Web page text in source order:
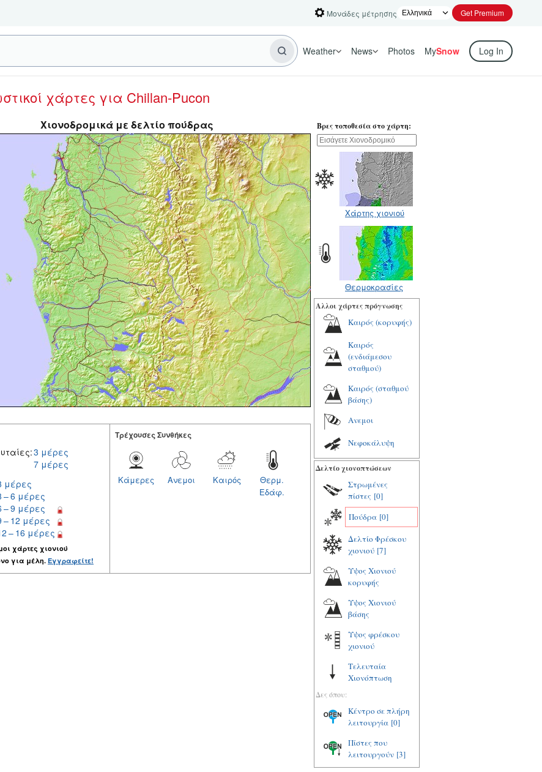
Μονάδες μέτρησης Get Premium
Weather News Photos MySnow Log In
χάρτες για Chillan-Pucon
Χιονοδρομικά με δελτίο πούδρας
3 μέρες
7 μέρες
μέρες
– 6 μέρες
– 9 μέρες
– 12 μέρες
– 16 μέρες
χάρτες χιονιού
για μέλη. Εγγραφείτε!
Tρέχουσες Συνθήκες
Θερμ.
Εδάφ.
Καιρός
Ανεμοι
Κάμερες
Βρες τοποθεσία στο χάρτη:
Χάρτης χιονιού
Θερμοκρασίες
Αλλοι χάρτες πρόγνωσης
Καιρός (κορυφής)
Καιρός
(ενδιάμεσου
σταθμού)
Καιρός (σταθμού
βάσης)
Ανεμοι
Νεφοκάλυψη
Δελτίο χιονοπτώσεων
Στρωμένες
πίστες [0]
Πούδρα [0]
Δελτίο Φρέσκου
χιονιού [7]
Υψος Χιονιού
κορυφής
Υψος Χιονιού
βάσης
Υψος φρέσκου
χιονιού
Τελευταία
Χιονόπτωση
Δες όπου:
Κέντρο σε πλήρη
λειτουργία [0]
Πίστες που
λειτουργούν [3]